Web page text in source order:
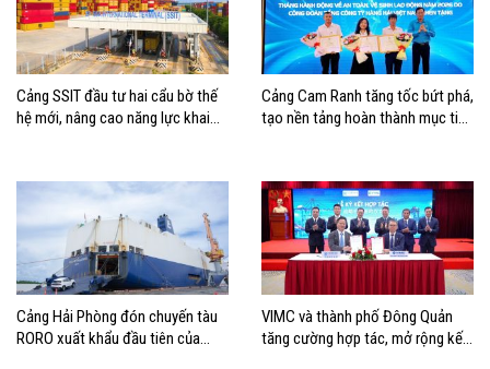
Cảng SSIT đầu tư hai cẩu bờ thế
hệ mới, nâng cao năng lực khai
Cảng Cam Ranh tăng tốc bứt phá,
tạo nền tảng hoàn thành mục tiêu
Cảng Hải Phòng đón chuyến tàu
RORO xuất khẩu đầu tiên của
VIMC và thành phố Đông Quản
tăng cường hợp tác, mở rộng kết